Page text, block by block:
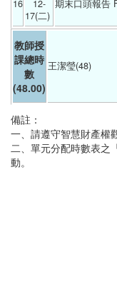
16
12-
17(二)
期末口頭報告
教師授
課總時
數
(48.00)
王潔瑩(48)
備註：
一、請遵守智慧財產權
二、單元分配時數表之
動。